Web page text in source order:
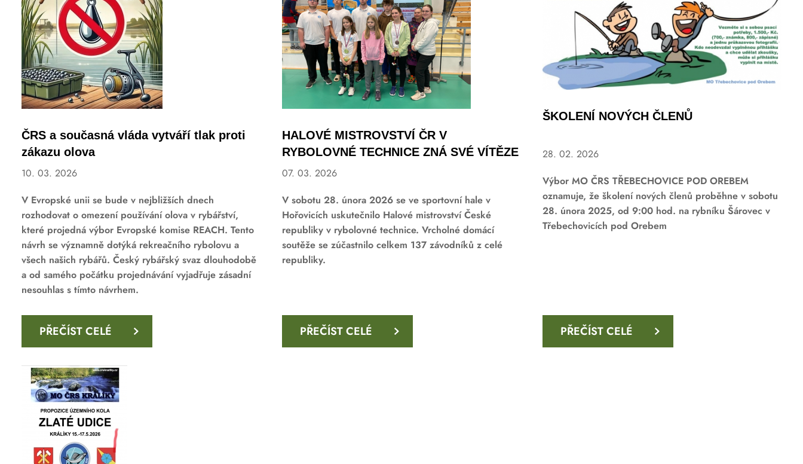
ČRS a současná vláda vytváří tlak proti
zákazu olova
10. 03. 2026
V Evropské unii se bude v nejbližších dnech
rozhodovat o omezení používání olova v rybářství,
které projedná výbor Evropské komise REACH. Tento
návrh se významně dotýká rekreačního rybolovu a
všech našich rybářů. Český rybářský svaz dlouhodobě
a od samého počátku projednávání vyjadřuje zásadní
nesouhlas s tímto návrhem.
PŘEČÍST CELÉ
HALOVÉ MISTROVSTVÍ ČR V
RYBOLOVNÉ TECHNICE ZNÁ SVÉ VÍTĚZE
07. 03. 2026
V sobotu 28. února 2026 se ve sportovní hale v
Hořovicích uskutečnilo Halové mistrovství České
republiky v rybolovné technice. Vrcholné domácí
soutěže se zúčastnilo celkem 137 závodníků z celé
republiky.
PŘEČÍST CELÉ
ŠKOLENÍ NOVÝCH ČLENŮ
28. 02. 2026
Výbor MO ČRS TŘEBECHOVICE POD OREBEM
oznamuje, že školení nových členů proběhne v sobotu
28. února 2025, od 9:00 hod. na rybníku Šárovec v
Třebechovicích pod Orebem
PŘEČÍST CELÉ